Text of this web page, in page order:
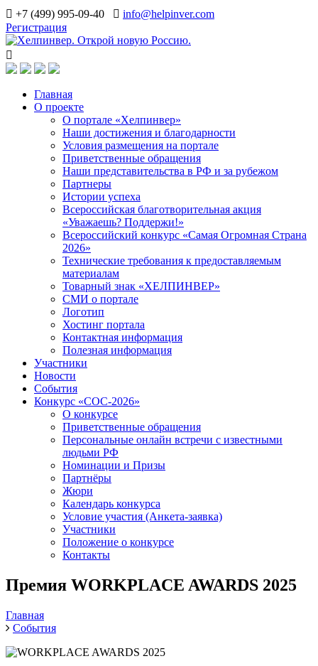
+7 (499) 995-09-40
info@helpinver.com
Регистрация
Главная
О проекте
О портале «Хелпинвер»
Наши достижения и благодарности
Условия размещения на портале
Приветственные обращения
Наши представительства в РФ и за рубежом
Партнеры
Истории успеха
Всероссийская благотворительная акция
«Уважаешь? Поддержи!»
Всероссийский конкурс «Самая Огромная Страна
2026»
Технические требования к предоставляемым
материалам
Товарный знак «ХЕЛПИНВЕР»
СМИ о портале
Логотип
Хостинг портала
Контактная информация
Полезная информация
Участники
Новости
События
Конкурс «СОС-2026»
О конкурсе
Приветственные обращения
Персональные онлайн встречи с известными
людьми РФ
Номинации и Призы
Партнёры
Жюри
Календарь конкурса
Условие участия (Анкета-заявка)
Участники
Положение о конкурсе
Контакты
Премия WORKPLACE AWARDS 2025
Главная
События